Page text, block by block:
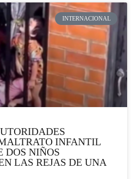
INTERNACIONAL
INFANTIL
DOS NIÑOS
LAS REJAS DE UNA